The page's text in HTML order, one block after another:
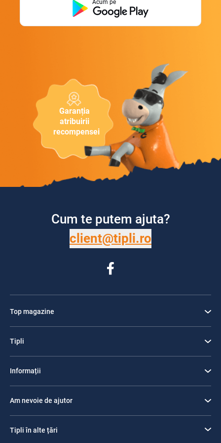
Garanția
atribuirii
recompensei
Acum pe
Cum te putem ajuta?
client@tipli.ro
Top magazine
Tipli
Informații
Am nevoie de ajutor
Tipli în alte țări